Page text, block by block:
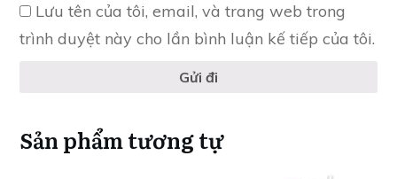
Lưu tên của tôi, email, và trang web trong
trình duyệt này cho lần bình luận kế tiếp của tôi.
Gửi đi
Sản phẩm tương tự